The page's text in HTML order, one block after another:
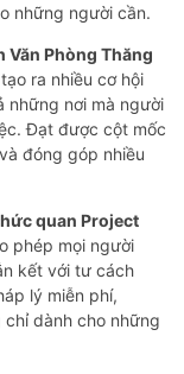
những người cần.
Văn Phòng Thăng
ra nhiều cơ hội
những nơi mà người
Đạt được cột mốc
đóng góp nhiều
quan Project
phép mọi người
kết với tư cách
lý miễn phí,
dành cho những